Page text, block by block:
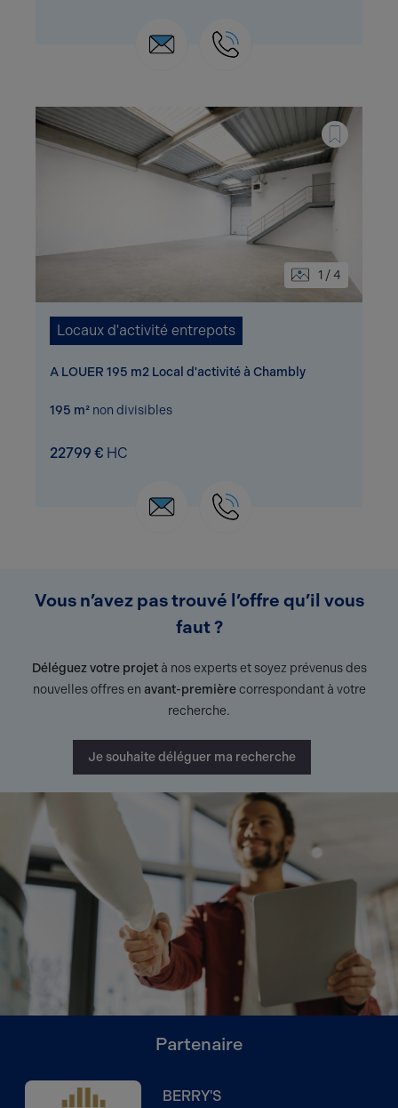
1 / 4
Locaux d'activité entrepots
A LOUER 195 m2 Local d'activité à Chambly
195 m² non divisibles
22799 € HC
Vous n’avez pas trouvé l’offre qu’il vous
faut ?
Déléguez votre projetà nos experts et soyez prévenus des
nouvelles offres en avant-premièrecorrespondant à votre
recherche.
Je souhaite déléguer ma recherche
Partenaire
BERRY'S